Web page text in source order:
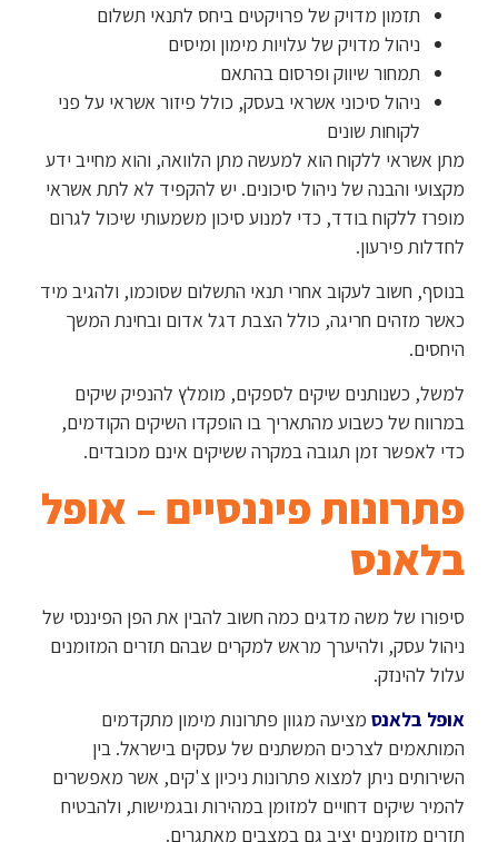
תזמון מדויק של פרויקטים ביחס לתנאי תשלום
ניהול מדויק של עלויות מימון ומיסים
תמחור שיווק ופרסום בהתאם
ניהול סיכוני אשראי בעסק, כולל פיזור אשראי על פני
לקוחות שונים
מתן אשראי ללקוח הוא למעשה מתן הלוואה, והוא מחייב ידע
מקצועי והבנה של ניהול סיכונים. יש להקפיד לא לתת אשראי
מופרז ללקוח בודד, כדי למנוע סיכון משמעותי שיכול לגרום
לחדלות פירעון.
בנוסף, חשוב לעקוב אחרי תנאי התשלום שסוכמו, ולהגיב מיד
כאשר מזהים חריגה, כולל הצבת דגל אדום ובחינת המשך
היחסים.
למשל, כשנותנים שיקים לספקים, מומלץ להנפיק שיקים
במרווח של כשבוע מהתאריך בו הופקדו השיקים הקודמים,
כדי לאפשר זמן תגובה במקרה ששיקים אינם מכובדים.
פתרונות פיננסיים – אופל
בלאנס
סיפורו של משה מדגים כמה חשוב להבין את הפן הפיננסי של
ניהול עסק, ולהיערך מראש למקרים שבהם תזרים המזומנים
עלול להינזק.
אופל בלאנס מציעה מגוון פתרונות מימון מתקדמים
המותאמים לצרכים המשתנים של עסקים בישראל. בין
השירותים ניתן למצוא פתרונות ניכיון צ'קים, אשר מאפשרים
להמיר שיקים דחויים למזומן במהירות ובגמישות, ולהבטיח
תזרים מזומנים יציב גם במצבים מאתגרים.